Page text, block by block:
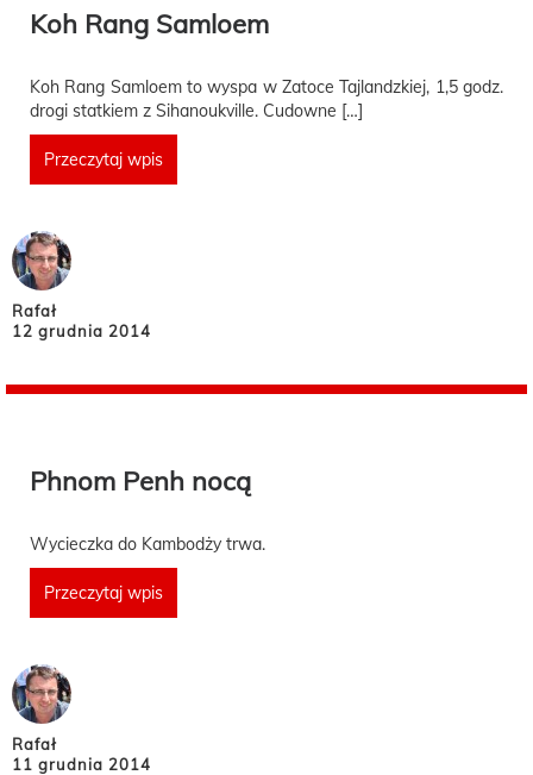
Koh Rang Samloem
Koh Rang Samloem to wyspa w Zatoce Tajlandzkiej, 1,5 godz.
drogi statkiem z Sihanoukville. Cudowne […]
Przeczytaj wpis
Rafał
12 grudnia 2014
Phnom Penh nocą
Wycieczka do Kambodży trwa.
Przeczytaj wpis
Rafał
11 grudnia 2014